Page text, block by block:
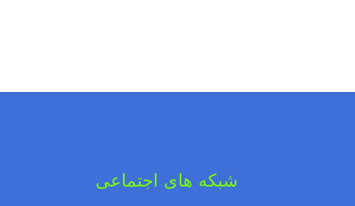
شبکه های اجتماعی